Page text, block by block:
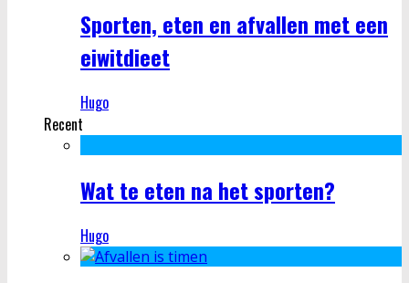
Sporten, eten en afvallen met een
eiwitdieet
Hugo
Recent
Wat te eten na het sporten?
Hugo